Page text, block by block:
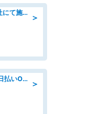
＞
工事・土木施工管理/総合技術商社にて施工管理のお仕事/即日勤務可/車通勤可/工事・土木施工管理/生産・品質管理
＞
組立・組付け/未経験OK/高収入/日払いOK/交替制/20・30・40代活躍中